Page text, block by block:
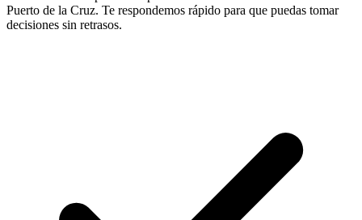
Puerto de la Cruz. Te respondemos rápido para que puedas tomar
decisiones sin retrasos.